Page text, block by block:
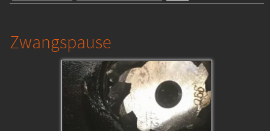
Zwangspause